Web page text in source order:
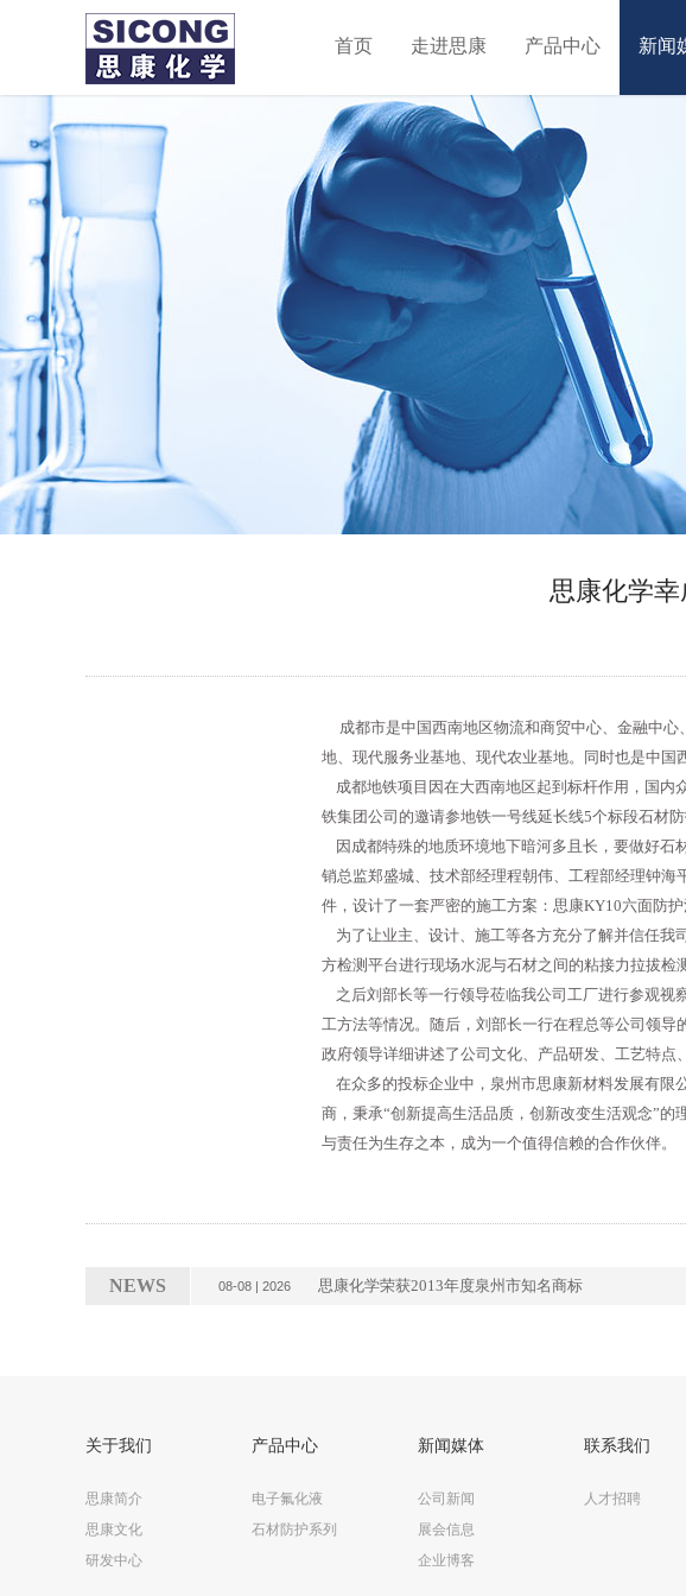
首页 走进思康 产品中心 新闻
思康化学
成都市是中国西南地区物流和商贸中心、金融中心
地、现代服务业基地、现代农业基地。同时也是中国
成都地铁项目因在大西南地区起到标杆作用，国内
铁集团公司的邀请参地铁一号线延长线5个标段石材
因成都特殊的地质环境地下暗河多且长，要做好石
销总监郑盛城、技术部经理程朝伟、工程部经理钟
件，设计了一套严密的施工方案：思康KY10六面防
为了让业主、设计、施工等各方充分了解并信任我
方检测平台进行现场水泥与石材之间的粘接力拉拔检
之后刘部长等一行领导莅临我公司工厂进行参观视
工方法等情况。随后，刘部长一行在程总等公司领
政府领导详细讲述了公司文化、产品研发、工艺特点
在众多的投标企业中，泉州市思康新材料发展有限
商，秉承“创新提高生活品质，创新改变生活观念”
与责任为生存之本，成为一个值得信赖的合作伙伴。
NEWS 08-08 | 2026 思康化学荣获2013年度泉州市知名商标
关于我们
思康简介
思康文化
研发中心
产品中心
电子氟化液
石材防护系列
新闻媒体
公司新闻
展会信息
企业博客
联系我们
人才招聘